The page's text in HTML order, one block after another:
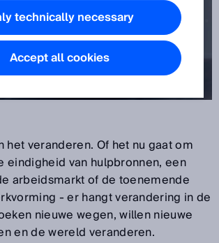
het veranderen. Of het nu gaat om
eindigheid van hulpbronnen, een
arbeidsmarkt of de toenemende
- er hangt verandering in de
nieuwe wegen, willen nieuwe
en de wereld veranderen.
technically necessary
Accept all cookies